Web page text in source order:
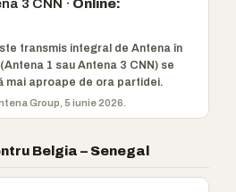
3 CNN · Online:
transmis integral de Antena în
1 sau Antena 3 CNN) se
mai aproape de ora partidei.
Group, 5 iunie 2026.
Belgia – Senegal